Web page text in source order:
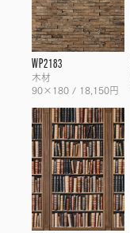
WP2183
木材
90×180 / 18,150円